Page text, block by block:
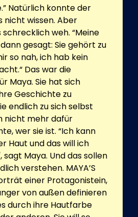
Natürlich konnte der
nicht wissen. Aber
weh. “Meine
gesagt: Sie gehört zu
so nah, ich hab kein
Das war die
Maya. Sie hat sich
Geschichte zu
endlich zu sich selbst
nicht mehr dafür
wer sie ist. “Ich kann
Haut und das will ich
Maya. Und das sollen
verstehen. MAYA’S
einer Protagonistein,
von außen definieren
durch ihre Hautfarbe